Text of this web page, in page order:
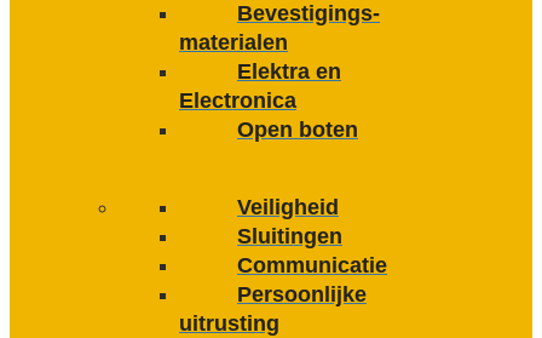
Bevestigings­­
materialen
Elektra en
Electronica
Open boten
Veiligheid
Sluitingen
Communicatie
Persoonlijke
uitrusting